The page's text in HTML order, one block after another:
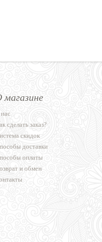
магазине
сделать заказ?
скидок
доставки
оплаты
и обмен